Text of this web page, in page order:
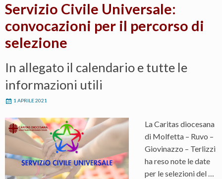
Servizio Civile Universale:
convocazioni per il percorso di
selezione
In allegato il calendario e tutte le
informazioni utili
1 APRILE 2021
La Caritas diocesana
di Molfetta – Ruvo –
Giovinazzo – Terlizzi
ha reso note le date
per le selezioni del …